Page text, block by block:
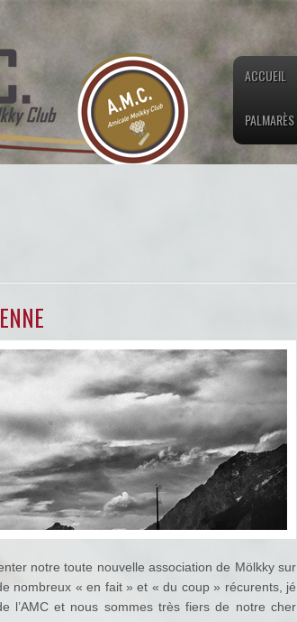
ACCUEIL
PALMARÈS
notre toute nouvelle association de Mölkky sur
nombreux « en fait » et « du coup » récurents, jé
l’AMC et nous sommes très fiers de notre cher